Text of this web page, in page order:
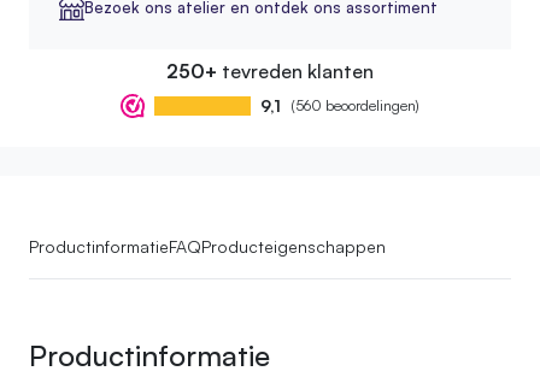
Bezoek ons atelier en ontdek ons assortiment
250+ tevreden klanten
9,1 (560 beoordelingen)
ProductinformatieFAQProducteigenschappen
Productinformatie